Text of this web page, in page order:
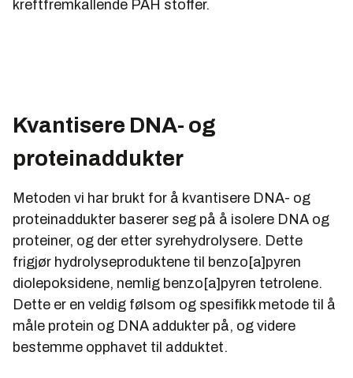
kreftfremkallende PAH stoffer.
Kvantisere DNA- og
proteinaddukter
Metoden vi har brukt for å kvantisere DNA- og
proteinaddukter baserer seg på å isolere DNA og
proteiner, og der etter syrehydrolysere. Dette
frigjør hydrolyseproduktene til benzo[a]pyren
diolepoksidene, nemlig benzo[a]pyren tetrolene.
Dette er en veldig følsom og spesifikk metode til å
måle protein og DNA addukter på, og videre
bestemme opphavet til adduktet.